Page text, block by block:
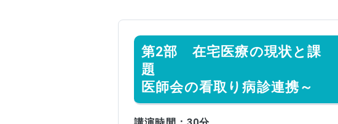
第2部 在宅医療の現状と課
題 ～
医師会の看取り病診連携～